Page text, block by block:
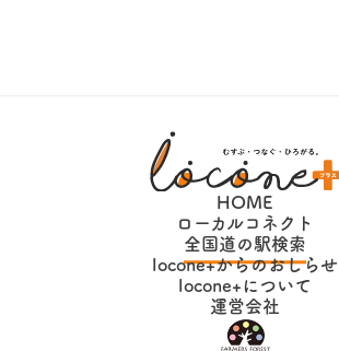
HOME
ローカルコネクト
全国道の駅検索
locone+からのおしらせ
locone+について
運営会社